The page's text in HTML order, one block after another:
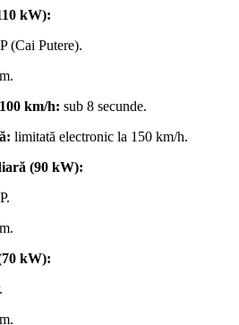
kW):
(Cai Putere).
km/h: sub 8 secunde.
limitată electronic la 150 km/h.
(90 kW):
kW):